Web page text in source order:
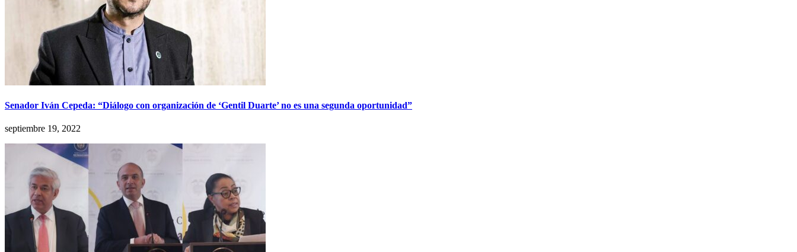
Senador Iván Cepeda: “Diálogo con organización de ‘Gentil Duarte’ no es una segunda oportunidad”
septiembre 19, 2022